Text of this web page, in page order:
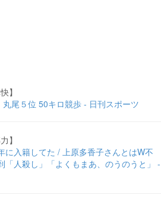
】
尾５位 50キロ競歩 - 日刊スポーツ
】
に入籍してた / 上原多香子さんとはW不
「人殺し」「よくもまあ、のうのうと」 -